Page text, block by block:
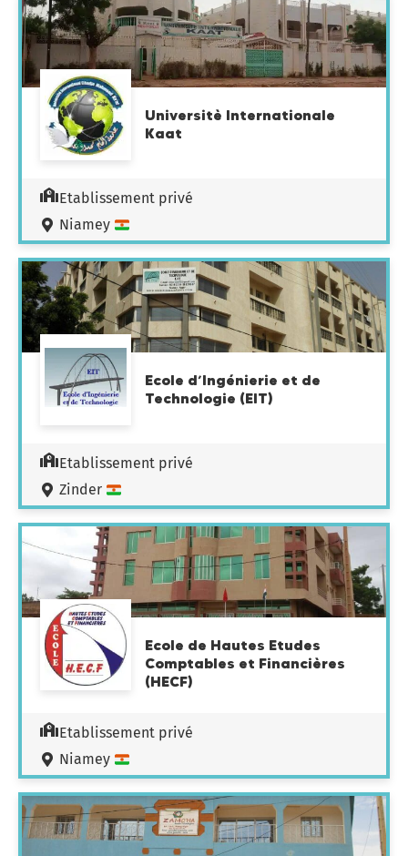
Universitè Internationale
Kaat
Etablissement privé
Niamey
Ecole d’Ingénierie et de
Technologie (EIT)
Etablissement privé
Zinder
Ecole de Hautes Etudes
Comptables et Financières
(HECF)
Etablissement privé
Niamey